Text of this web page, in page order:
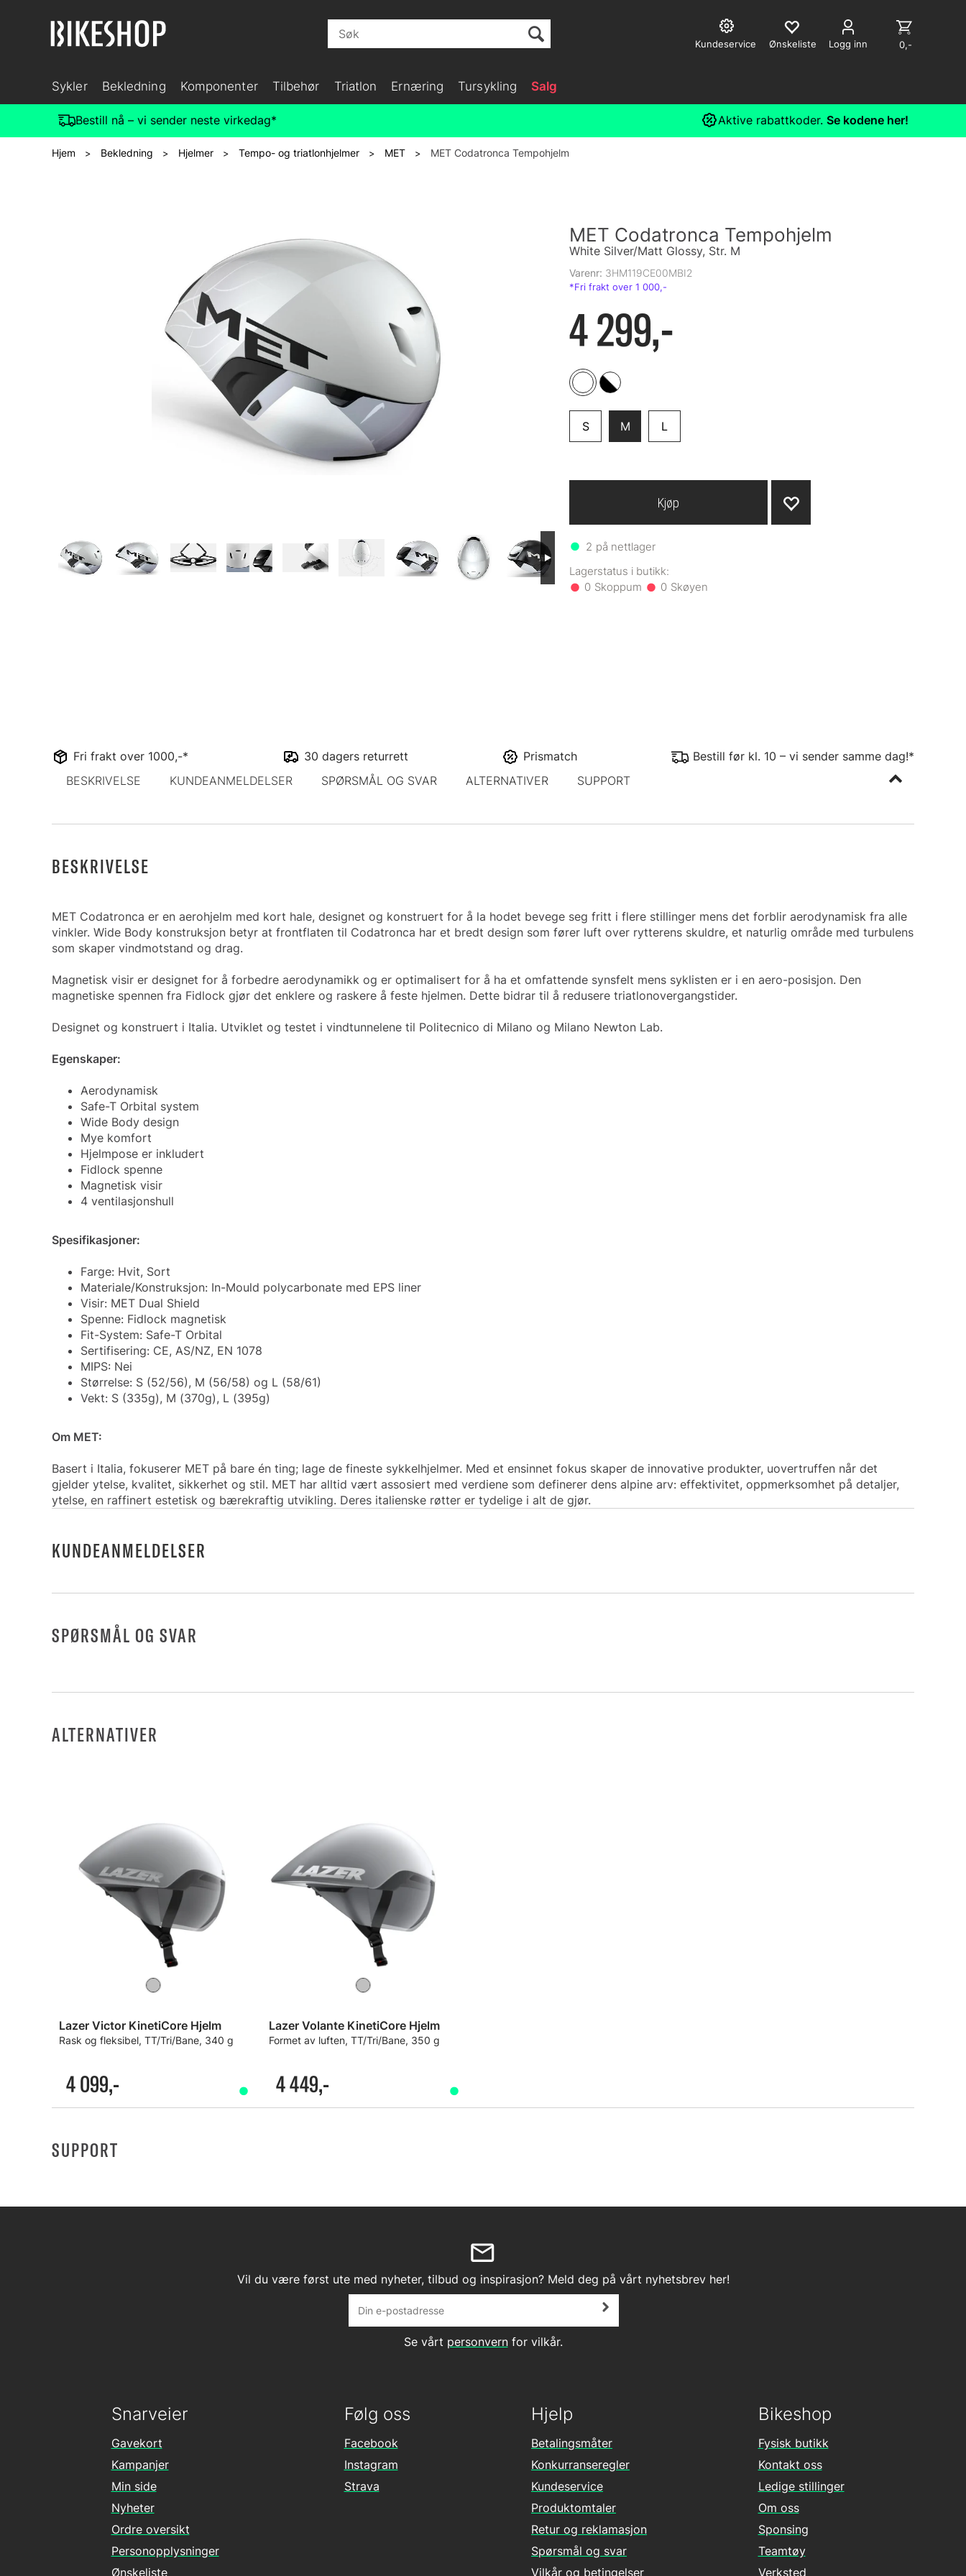
Logg inn
Kundeservice 0,-
Sykler Bekledning Komponenter Tilbehør Triatlon Ernæring Tursykling Salg
Bestill nå – vi sender neste virkedag* Aktive rabattkoder. Se kodene her!
Hjem > Bekledning > Hjelmer > Tempo- og triatlonhjelmer > MET > MET Codatronca Tempohjelm
MET Codatronca Tempohjelm
White Silver/Matt Glossy, Str. M
Varenr: 3HM119CE00MBI2
4 299,-
S M L
2 på nettlager
0 0
Kjøp
Fri frakt over 1000,-* 30 dagers returrett Prismatch
Bestill før kl. 10 – vi sender samme dag!*
BESKRIVELSE
KUNDEANMELDELSER SPØRSMÅL OG SVAR ALTERNATIVER SUPPORT
BESKRIVELSE
MET Codatronca er en aerohjelm med kort hale, designet og konstruert for å la hodet bevege seg fritt i flere stillinger mens det forblir aerodynamisk fra alle
vinkler. Wide Body konstruksjon betyr at frontflaten til Codatronca har et bredt design som fører luft over rytterens skuldre, et naturlig område med turbulens
som skaper vindmotstand og drag.
Magnetisk visir er designet for å forbedre aerodynamikk og er optimalisert for å ha et omfattende synsfelt mens syklisten er i en aero-posisjon. Den
magnetiske spennen fra Fidlock gjør det enklere og raskere å feste hjelmen. Dette bidrar til å redusere triatlonovergangstider.
Designet og konstruert i Italia. Utviklet og testet i vindtunnelene til Politecnico di Milano og Milano Newton Lab.
Egenskaper:
Aerodynamisk
Safe-T Orbital system
Wide Body design
Mye komfort
Hjelmpose er inkludert
Fidlock spenne
Magnetisk visir
4 ventilasjonshull
Spesifikasjoner:
Farge: Hvit, Sort
Materiale/Konstruksjon: In-Mould polycarbonate med EPS liner
Visir: MET Dual Shield
Spenne: Fidlock magnetisk
Fit-System: Safe-T Orbital
Sertifisering: CE, AS/NZ, EN 1078
MIPS: Nei
Størrelse: S (52/56), M (56/58) og L (58/61)
Vekt: S (335g), M (370g), L (395g)
Om MET:
Basert i Italia, fokuserer MET på bare én ting; lage de fineste sykkelhjelmer. Med et ensinnet fokus skaper de innovative produkter, uovertruffen når det
gjelder ytelse, kvalitet, sikkerhet og stil. MET har alltid vært assosiert med verdiene som definerer dens alpine arv: effektivitet, oppmerksomhet på detaljer,
ytelse, en raffinert estetisk og bærekraftig utvikling. Deres italienske røtter er tydelige i alt de gjør.
KUNDEANMELDELSER
SPØRSMÅL OG SVAR
ALTERNATIVER
Lazer Victor KinetiCore Hjelm
Rask og fleksibel, TT/Tri/Bane, 340 g
4 099,-
Lazer Volante KinetiCore Hjelm
Formet av luften, TT/Tri/Bane, 350 g
4 449,-
SUPPORT
Vil du være først ute med nyheter, tilbud og inspirasjon? Meld deg på vårt nyhetsbrev her!
Se vårt personvernfor vilkår.
Følg oss
Facebook
Instagram
Strava
Hjelp
Betalingsmåter
Konkurranseregler
Kundeservice
Produktomtaler
Retur og reklamasjon
Spørsmål og svar
Vilkår og betingelser
Snarveier
Gavekort
Kampanjer
Min side
Nyheter
Ordre oversikt
Personopplysninger
Ønskeliste
Bikeshop
Fysisk butikk
Kontakt oss
Ledige stillinger
Om oss
Sponsing
Teamtøy
Verksted